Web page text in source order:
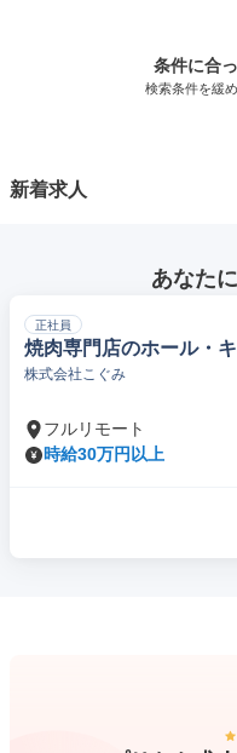
条件に合
検索条件を緩
新着求人
あなた
正社員
焼肉専門店のホール・
株式会社こぐみ
フルリモート
時給30万円以上